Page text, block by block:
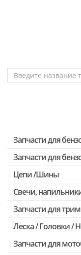
Запчасти для
Запчасти для
Запчасти для
Запчасти для
Запчасти для
Запчасти для
Цепи /Шины
Свечи,
Запчасти для
Запчасти для
Запчасти для
Леска / Головки /
Запчасти для